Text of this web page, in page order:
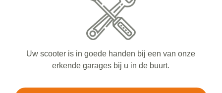
Uw scooter is in goede handen bij een van onze
erkende garages bij u in de buurt.